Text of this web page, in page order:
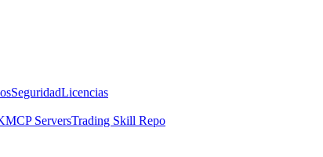
SeguridadLicencias
MCP ServersTrading Skill Repo